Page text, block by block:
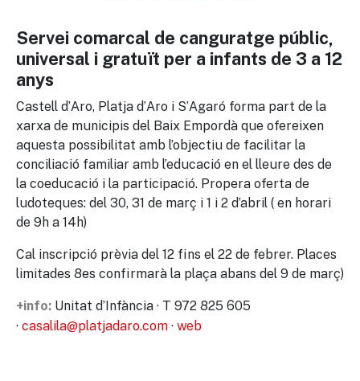
Servei comarcal de canguratge públic,
universal i gratuït per a infants de 3 a 12
anys
Castell d’Aro, Platja d’Aro i S’Agaró forma part de la
xarxa de municipis del Baix Empordà que ofereixen
aquesta possibilitat amb l’objectiu de facilitar la
conciliació familiar amb l’educació en el lleure des de
la coeducació i la participació. Propera oferta de
ludoteques: del 30, 31 de març i 1 i 2 d’abril ( en horari
de 9h a 14h)
Cal inscripció prèvia del 12 fins el 22 de febrer. Places
limitades 8es confirmarà la plaça abans del 9 de març)
+info: Unitat d’Infància · T 972 825 605
· casalila@platjadaro.com · web